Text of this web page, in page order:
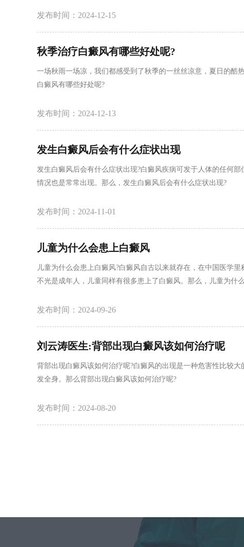
发布时间：2024-12-15
秋季治疗白癜风有哪些好处呢?
一场秋雨一场凉，我们都感受到了秋季的一丝丝凉意，夏日的酷
白癜风有哪些好处呢?
发布时间：2024-12-13
发生白癜风后会有什么症状出现
发生白癜风后会有什么症状出现?白癜风疾病可发于人体的任何
情况也是常常出现。那么，发生白癜风后会有什么症状出现?
发布时间：2024-11-01
儿童为什么会患上白癜风
儿童为什么会患上白癜风?白癜风自古以来就存在，在中国医学
不光是成年人，儿童同样有很多患上了白癜风。那么，儿童为什
发布时间：2024-09-26
刘云涛医生:背部出现白癜风该如何治疗呢
背部出现白癜风该如何治疗呢?白癜风的出现是一种危害性比较
发全身。那么背部出现白癜风该如何治疗呢?
发布时间：2024-08-20